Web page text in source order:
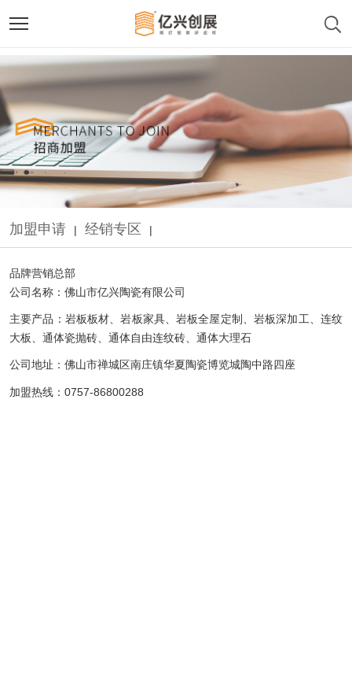
加盟申请 | 经销专区 |
品牌营销总部
公司名称：佛山市亿兴陶瓷有限公司
主要产品：岩板板材、岩板家具、岩板全屋定制、岩板深加工、连纹
大板、通体瓷抛砖、通体自由连纹砖、通体大理石
公司地址：佛山市禅城区南庄镇华夏陶瓷博览城陶中路四座
加盟热线：0757-86800288